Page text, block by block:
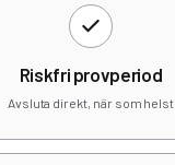
Riskfri provperiod
Avsluta direkt, när som helst